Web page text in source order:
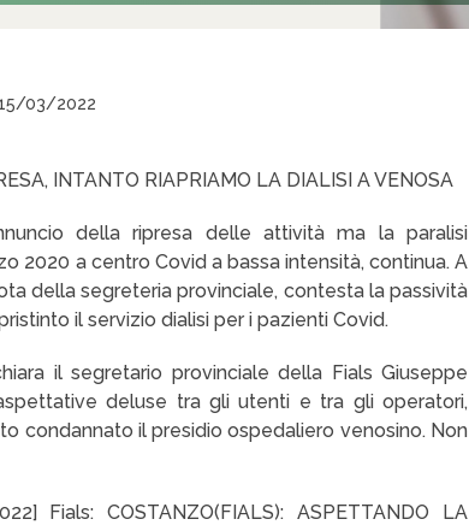
03/2022
INTANTO RIAPRIAMO LA DIALISI A VENOSA
della ripresa delle attività ma la paralisi
2020 a centro Covid a bassa intensità, continua. A
della segreteria provinciale, contesta la passività
il servizio dialisi per i pazienti Covid.
il segretario provinciale della Fials Giuseppe
deluse tra gli utenti e tra gli operatori,
condannato il presidio ospedaliero venosino. Non
Fials: COSTANZO(FIALS): ASPETTANDO LA